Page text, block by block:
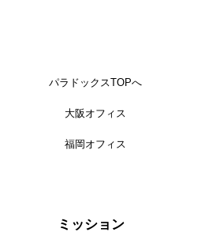
パラドックスTOPへ
大阪オフィス
福岡オフィス
ミッション